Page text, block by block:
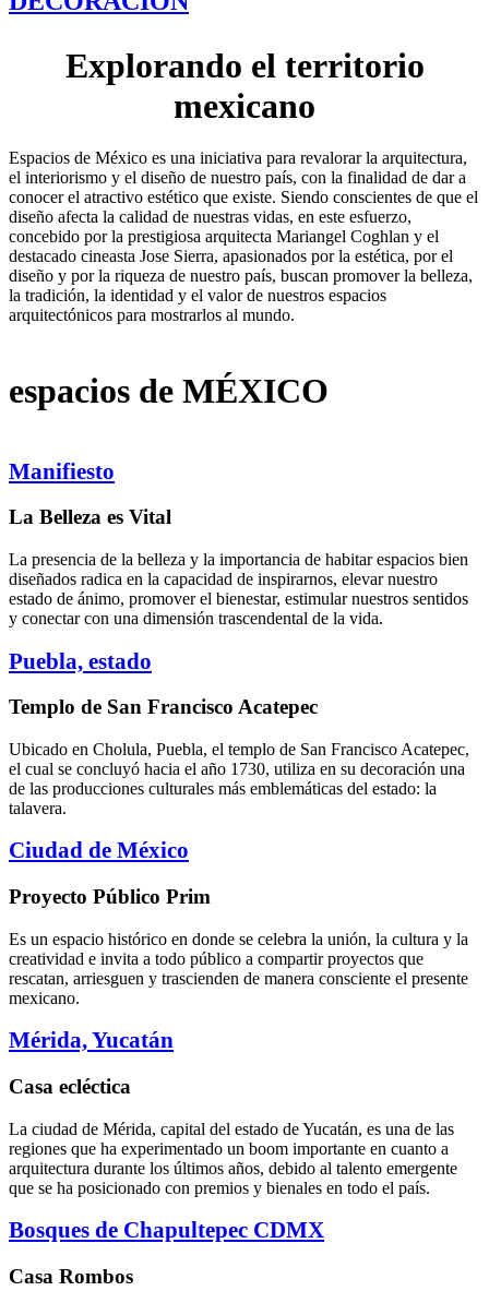
Explorando el territorio
mexicano
Espacios de México es una iniciativa para revalorar la arquitectura,
el interiorismo y el diseño de nuestro país, con la finalidad de dar a
conocer el atractivo estético que existe. Siendo conscientes de que el
diseño afecta la calidad de nuestras vidas, en este esfuerzo,
concebido por la prestigiosa arquitecta Mariangel Coghlan y el
destacado cineasta Jose Sierra, apasionados por la estética, por el
diseño y por la riqueza de nuestro país, buscan promover la belleza,
la tradición, la identidad y el valor de nuestros espacios
arquitectónicos para mostrarlos al mundo.
espacios de MÉXICO
Manifiesto
La Belleza es Vital
La presencia de la belleza y la importancia de habitar espacios bien
diseñados radica en la capacidad de inspirarnos, elevar nuestro
estado de ánimo, promover el bienestar, estimular nuestros sentidos
y conectar con una dimensión trascendental de la vida.
Puebla, estado
Templo de San Francisco Acatepec
Ubicado en Cholula, Puebla, el templo de San Francisco Acatepec,
el cual se concluyó hacia el año 1730, utiliza en su decoración una
de las producciones culturales más emblemáticas del estado: la
talavera.
Ciudad de México
Proyecto Público Prim
Es un espacio histórico en donde se celebra la unión, la cultura y la
creatividad e invita a todo público a compartir proyectos que
rescatan, arriesguen y trascienden de manera consciente el presente
mexicano.
Mérida, Yucatán
Casa ecléctica
La ciudad de Mérida, capital del estado de Yucatán, es una de las
regiones que ha experimentado un boom importante en cuanto a
arquitectura durante los últimos años, debido al talento emergente
que se ha posicionado con premios y bienales en todo el país.
Bosques de Chapultepec CDMX
Casa Rombos